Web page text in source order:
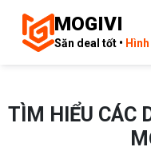
MOGIVI
Săn deal tốt •
TÌM HIỂU CÁC